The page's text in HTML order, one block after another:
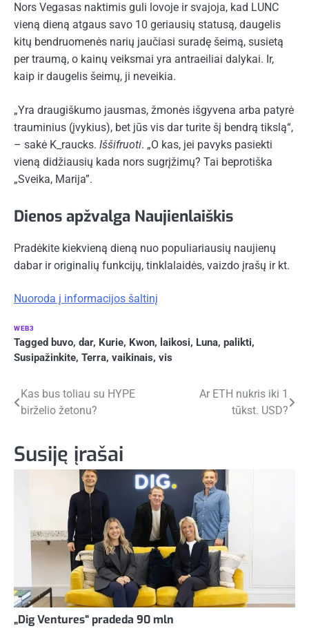
Nors Vegasas naktimis guli lovoje ir svajoja, kad LUNC
vieną dieną atgaus savo 10 geriausių statusą, daugelis
kitų bendruomenės narių jaučiasi suradę šeimą, susietą
per traumą, o kainų veiksmai yra antraeiliai dalykai. Ir,
kaip ir daugelis šeimų, ji neveikia.
„Yra draugiškumo jausmas, žmonės išgyvena arba patyrė
trauminius (įvykius), bet jūs vis dar turite šį bendrą tikslą“,
– sakė K_raucks. Iššifruoti. „O kas, jei pavyks pasiekti
vieną didžiausių kada nors sugrįžimų? Tai beprotiška
„Sveika, Marija”.
Dienos apžvalga Naujienlaiškis
Pradėkite kiekvieną dieną nuo populiariausių naujienų
dabar ir originalių funkcijų, tinklalaidės, vaizdo įrašų ir kt.
Nuoroda į informacijos šaltinį
WEB3
Tagged buvo, dar, Kurie, Kwon, laikosi, Luna, palikti,
Susipažinkite, Terra, vaikinais, vis
Navigacija
įrašų
Kas bus toliau su HYPE
birželio žetonu?
Ar ETH nukris iki 1
tūkst. USD?
Susiję įrašai
„Dig Ventures“ pradeda 90 mln